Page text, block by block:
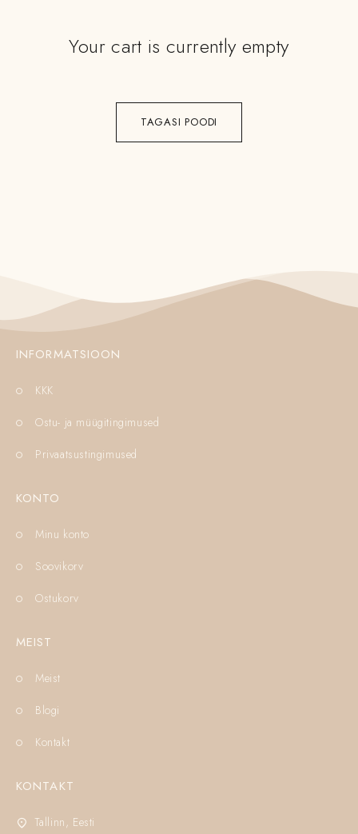
Your cart is currently empty
TAGASI POODI
INFORMATSIOON
KKK
Ostu- ja müügitingimused
Privaatsustingimused
KONTO
Minu konto
Soovikorv
Ostukorv
MEIST
Meist
Blogi
Kontakt
KONTAKT
Tallinn, Eesti